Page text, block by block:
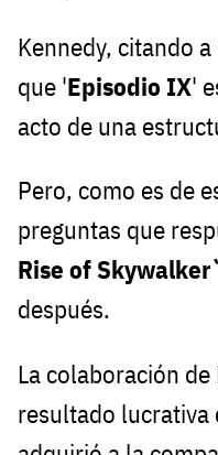
Kennedy, citando a
que 'Episodio IX'
acto de una
Pero, como es de
preguntas que
Rise of Skywalker`
después.
La colaboración
resultado lucrativa